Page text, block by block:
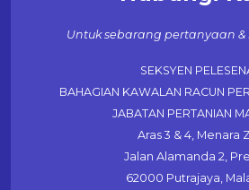
Untuk sebarang pertanyaan &
SEKSYEN
BAHAGIAN KAWALAN RACUN
JABATAN PERTANIAN
Aras 3 & 4, Menara
Jalan Alamanda 2,
62000 Putrajaya,